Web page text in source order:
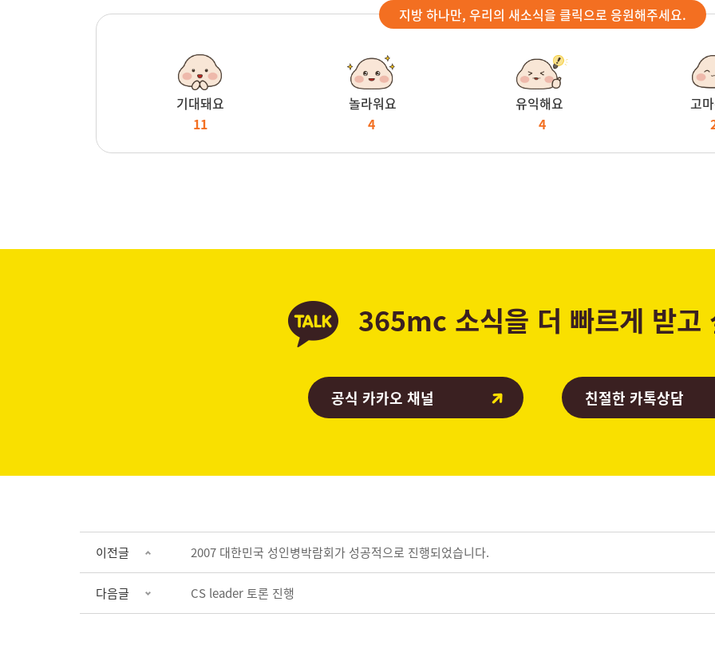
지방 하나만, 우리의 새소식을 클릭으로 응원해주세요.
기대돼요
11
놀라워요
4
유익해요
4
고
365mc 소식을 더 빠르게 받고
공식 카카오 채널 친절한 카톡상담
이전글 2007 대한민국 성인병박람회가 성공적으로 진행되었습니다.
다음글 CS leader 토론 진행